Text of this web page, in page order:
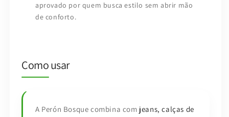
aprovado por quem busca estilo sem abrir mão
de conforto.
Como usar
A Perón Bosque combina com jeans, calças de